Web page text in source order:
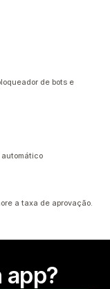
de bots e
automático
a taxa de aprovação.
app?